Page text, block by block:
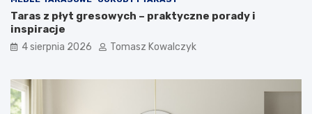
Taras z płyt gresowych – praktyczne porady i
inspiracje
4 sierpnia 2026 Tomasz Kowalczyk